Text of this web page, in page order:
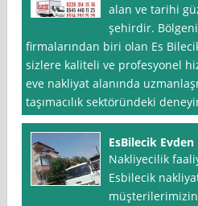
alan ve tarihi
şehirdir.
firmalarından biri olan Es
sizlere kaliteli ve profesyonel
eve nakliyat alanında
taşımacılık sektöründeki
EsBilecik
Nakliyecilik
Esbilecik